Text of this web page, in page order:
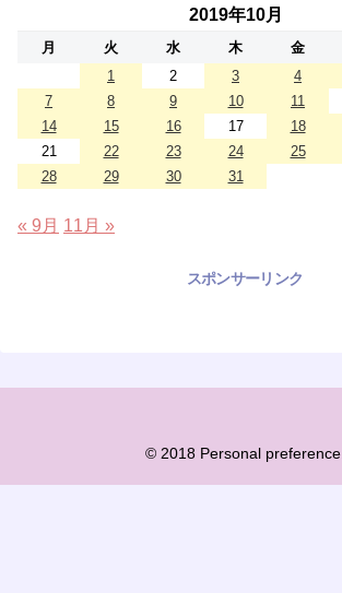
2019年10月
月 火 水 木 金
1
2 3 4
7
8 9 10 11
14
15 16 17 18
21
22 23 24 25
28
29 30 31
« 9月 11月 »
スポンサーリンク
© 2018 Personal preference.